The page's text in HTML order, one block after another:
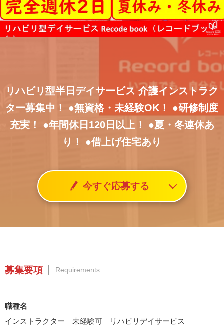
リハビリ型半日デイサービス介護インストラク
ター募集中！
●無資格・未経験OK！
●研修制度
充実！
●年間休日120日以上！
●夏・冬連休あ
り！
●借上げ住宅あり
今すぐ応募する
募集要項 Requirements
職種名
インストラクター 未経験可 リハビリデイサービス